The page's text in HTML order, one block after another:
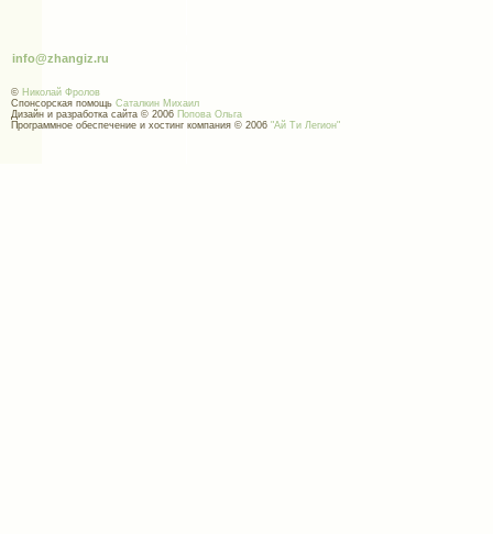
info@zhangiz.ru
© Николай Фролов
Спонсорская помощь Саталкин Михаил
Дизайн и разработка сайта © 2006 Попова Ольга
Программное обеспечение и хостинг компания © 2006 "Ай Ти Легион"